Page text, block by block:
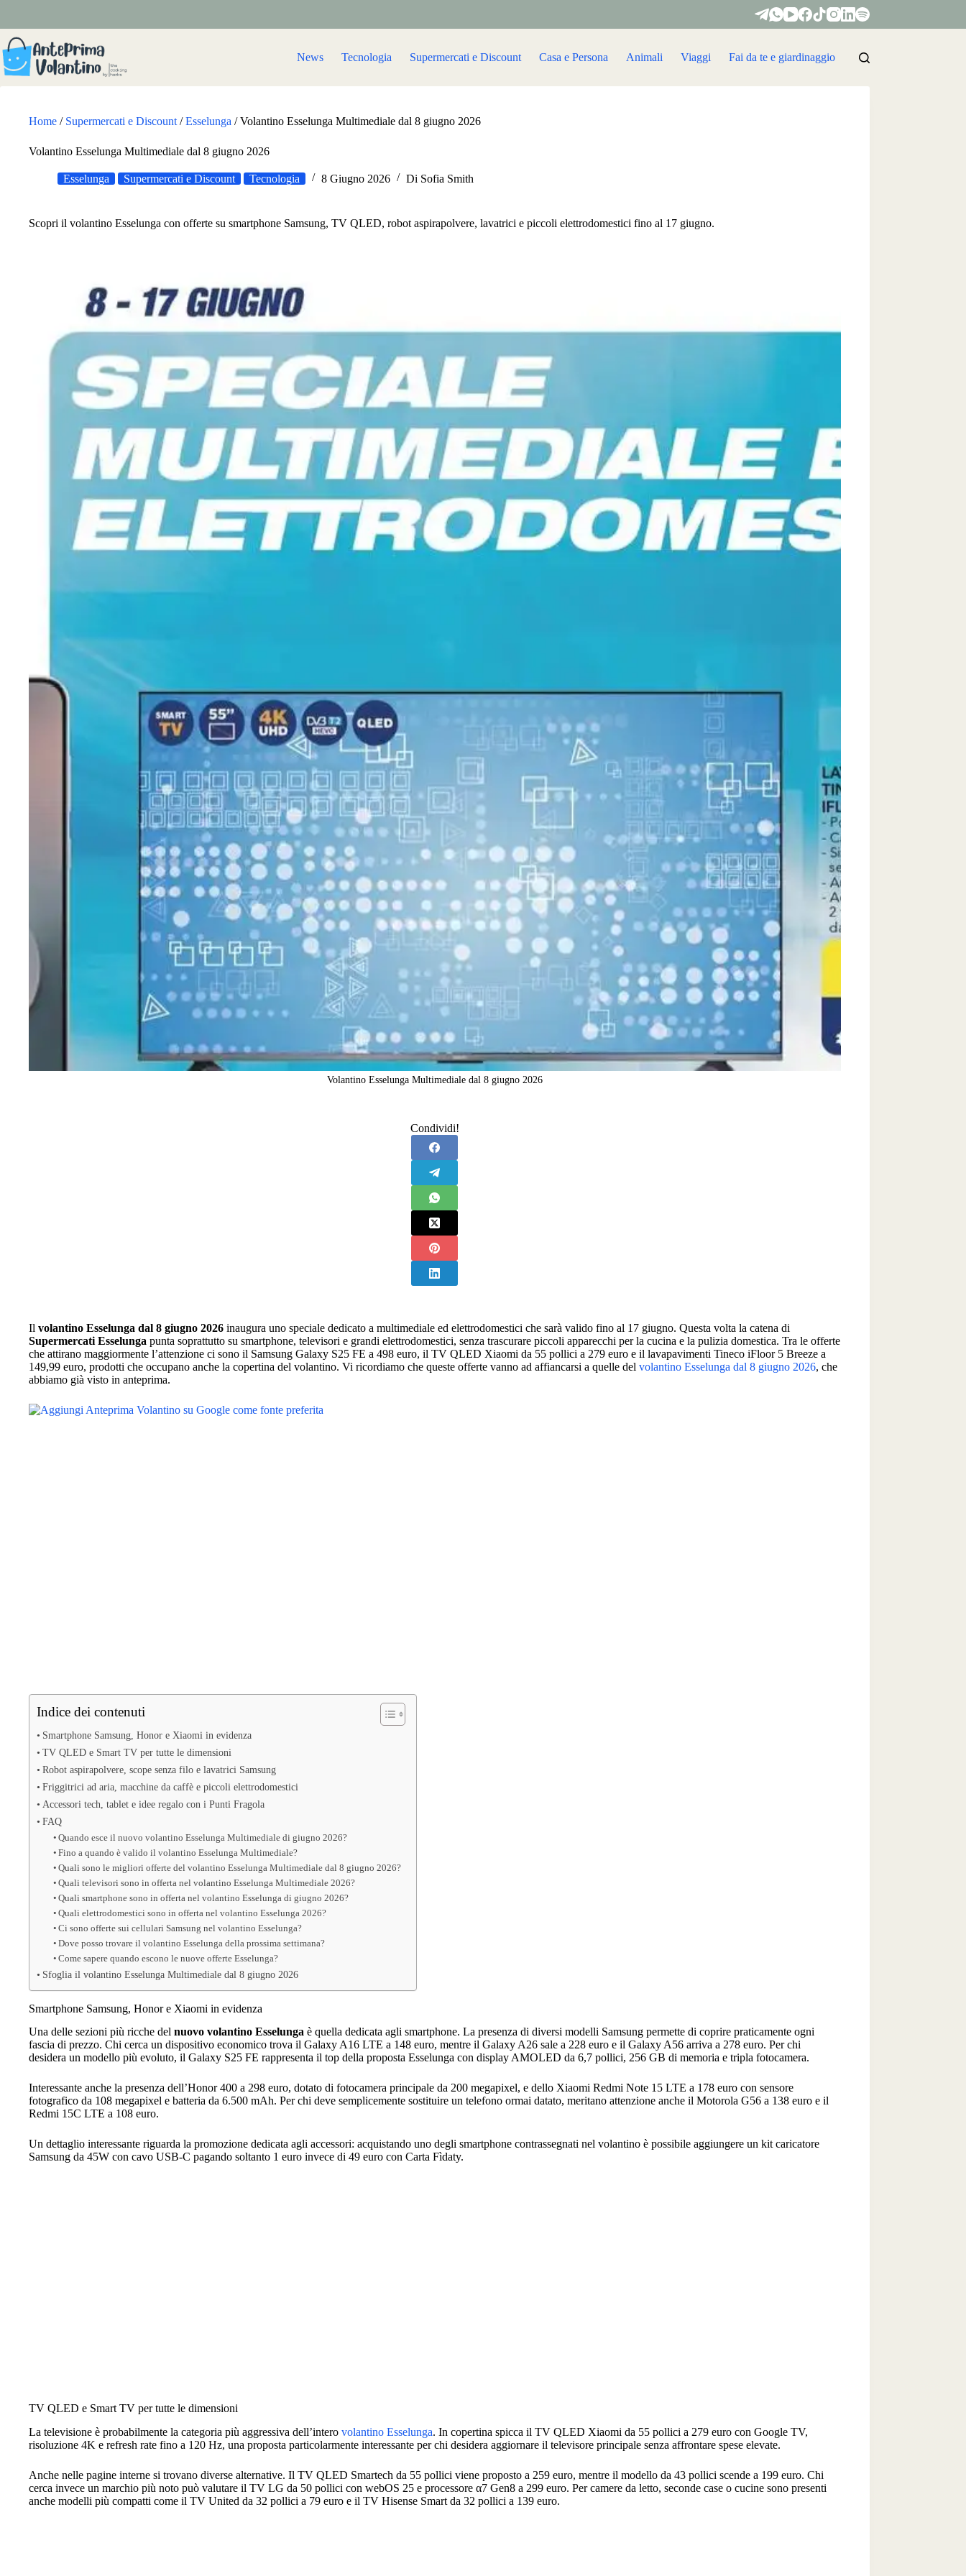
contenuto
News Tecnologia Supermercati e Discount Casa e Persona Animali Viaggi Fai da te e giardinaggio
Home / Supermercati e Discount /Esselunga /Volantino Esselunga Multimediale dal 8 giugno 2026
Volantino Esselunga Multimediale dal 8 giugno 2026
Esselunga Supermercati e Discount Tecnologia 8 Giugno 2026 Di Sofia Smith
Scopri il volantino Esselunga con offerte su smartphone Samsung, TV QLED, robot aspirapolvere, lavatrici e piccoli elettrodomestici fino al 17 giugno.
Volantino Esselunga Multimediale dal 8 giugno 2026
Condividi!
Il volantino Esselunga dal 8 giugno 2026 inaugura uno speciale dedicato a multimediale ed elettrodomestici che sarà valido fino al 17 giugno. Questa volta la catena di
Supermercati Esselunga punta soprattutto su smartphone, televisori e grandi elettrodomestici, senza trascurare piccoli apparecchi per la cucina e la pulizia domestica. Tra le offerte
che attirano maggiormente l’attenzione ci sono il Samsung Galaxy S25 FE a 498 euro, il TV QLED Xiaomi da 55 pollici a 279 euro e il lavapavimenti Tineco iFloor 5 Breeze a
149,99 euro, prodotti che occupano anche la copertina del volantino. Vi ricordiamo che queste offerte vanno ad affiancarsi a quelle del volantino Esselunga dal 8 giugno 2026, che
abbiamo già visto in anteprima.
Indice dei contenuti
Smartphone Samsung, Honor e Xiaomi in evidenza
TV QLED e Smart TV per tutte le dimensioni
Robot aspirapolvere, scope senza filo e lavatrici Samsung
Friggitrici ad aria, macchine da caffè e piccoli elettrodomestici
Accessori tech, tablet e idee regalo con i Punti Fragola
FAQ
Quando esce il nuovo volantino Esselunga Multimediale di giugno 2026?
Fino a quando è valido il volantino Esselunga Multimediale?
Quali sono le migliori offerte del volantino Esselunga Multimediale dal 8 giugno 2026?
Quali televisori sono in offerta nel volantino Esselunga Multimediale 2026?
Quali smartphone sono in offerta nel volantino Esselunga di giugno 2026?
Quali elettrodomestici sono in offerta nel volantino Esselunga 2026?
Ci sono offerte sui cellulari Samsung nel volantino Esselunga?
Dove posso trovare il volantino Esselunga della prossima settimana?
Come sapere quando escono le nuove offerte Esselunga?
Sfoglia il volantino Esselunga Multimediale dal 8 giugno 2026
Smartphone Samsung, Honor e Xiaomi in evidenza
Una delle sezioni più ricche del nuovo volantino Esselunga è quella dedicata agli smartphone. La presenza di diversi modelli Samsung permette di coprire praticamente ogni
fascia di prezzo. Chi cerca un dispositivo economico trova il Galaxy A16 LTE a 148 euro, mentre il Galaxy A26 sale a 228 euro e il Galaxy A56 arriva a 278 euro. Per chi
desidera un modello più evoluto, il Galaxy S25 FE rappresenta il top della proposta Esselunga con display AMOLED da 6,7 pollici, 256 GB di memoria e tripla fotocamera.
Interessante anche la presenza dell’Honor 400 a 298 euro, dotato di fotocamera principale da 200 megapixel, e dello Xiaomi Redmi Note 15 LTE a 178 euro con sensore
fotografico da 108 megapixel e batteria da 6.500 mAh. Per chi deve semplicemente sostituire un telefono ormai datato, meritano attenzione anche il Motorola G56 a 138 euro e il
Redmi 15C LTE a 108 euro.
Un dettaglio interessante riguarda la promozione dedicata agli accessori: acquistando uno degli smartphone contrassegnati nel volantino è possibile aggiungere un kit caricatore
Samsung da 45W con cavo USB-C pagando soltanto 1 euro invece di 49 euro con Carta Fìdaty.
TV QLED e Smart TV per tutte le dimensioni
La televisione è probabilmente la categoria più aggressiva dell’intero volantino Esselunga. In copertina spicca il TV QLED Xiaomi da 55 pollici a 279 euro con Google TV,
risoluzione 4K e refresh rate fino a 120 Hz, una proposta particolarmente interessante per chi desidera aggiornare il televisore principale senza affrontare spese elevate.
Anche nelle pagine interne si trovano diverse alternative. Il TV QLED Smartech da 55 pollici viene proposto a 259 euro, mentre il modello da 43 pollici scende a 199 euro. Chi
cerca invece un marchio più noto può valutare il TV LG da 50 pollici con webOS 25 e processore α7 Gen8 a 299 euro. Per camere da letto, seconde case o cucine sono presenti
anche modelli più compatti come il TV United da 32 pollici a 79 euro e il TV Hisense Smart da 32 pollici a 139 euro.